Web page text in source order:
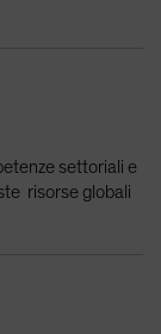
settoriali e
risorse globali